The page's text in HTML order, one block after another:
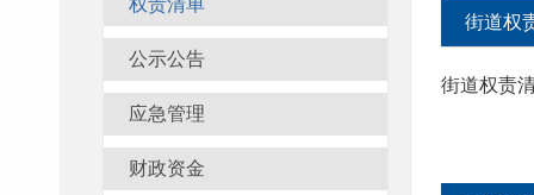
权责清单
公示公告
应急管理
财政资金
街道权
街道权责